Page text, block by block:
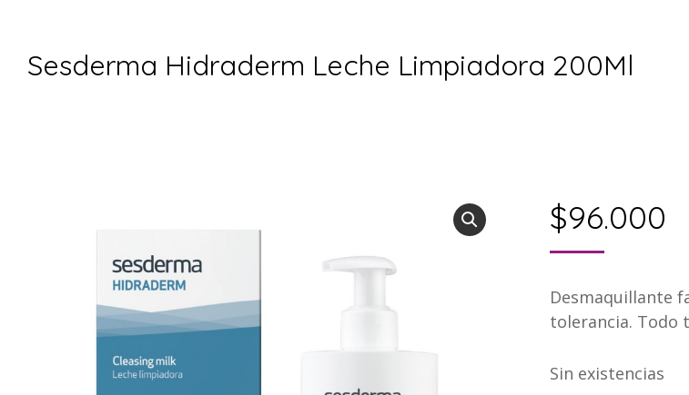
Sesderma Hidraderm Leche Limpiadora 200Ml
$96.000
Desmaquillante
tolerancia. Todo
Sin existencias